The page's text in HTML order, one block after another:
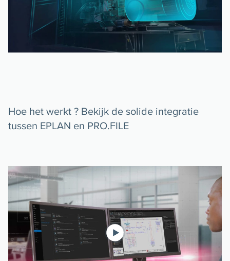
Hoe het werkt ? Bekijk de solide integratie
tussen EPLAN en PRO.FILE